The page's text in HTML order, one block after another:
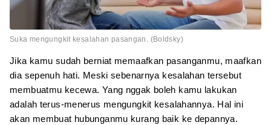
Suka mengungkit kesalahan pasangan. (Boldsky)
Jika kamu sudah berniat memaafkan pasanganmu, maafkan
dia sepenuh hati. Meski sebenarnya kesalahan tersebut
membuatmu kecewa. Yang nggak boleh kamu lakukan
adalah terus-menerus mengungkit kesalahannya. Hal ini
akan membuat hubunganmu kurang baik ke depannya.